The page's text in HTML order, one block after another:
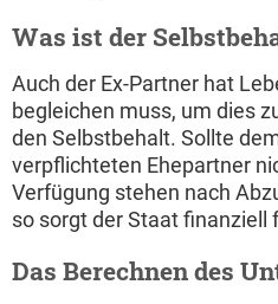
Was ist der
Auch der Ex-Partner hat
begleichen muss, um dies
den Selbstbehalt. Sollte
verpflichteten Ehepartner
Verfügung stehen nach
so sorgt der Staat finanziell
Das Berechnen des